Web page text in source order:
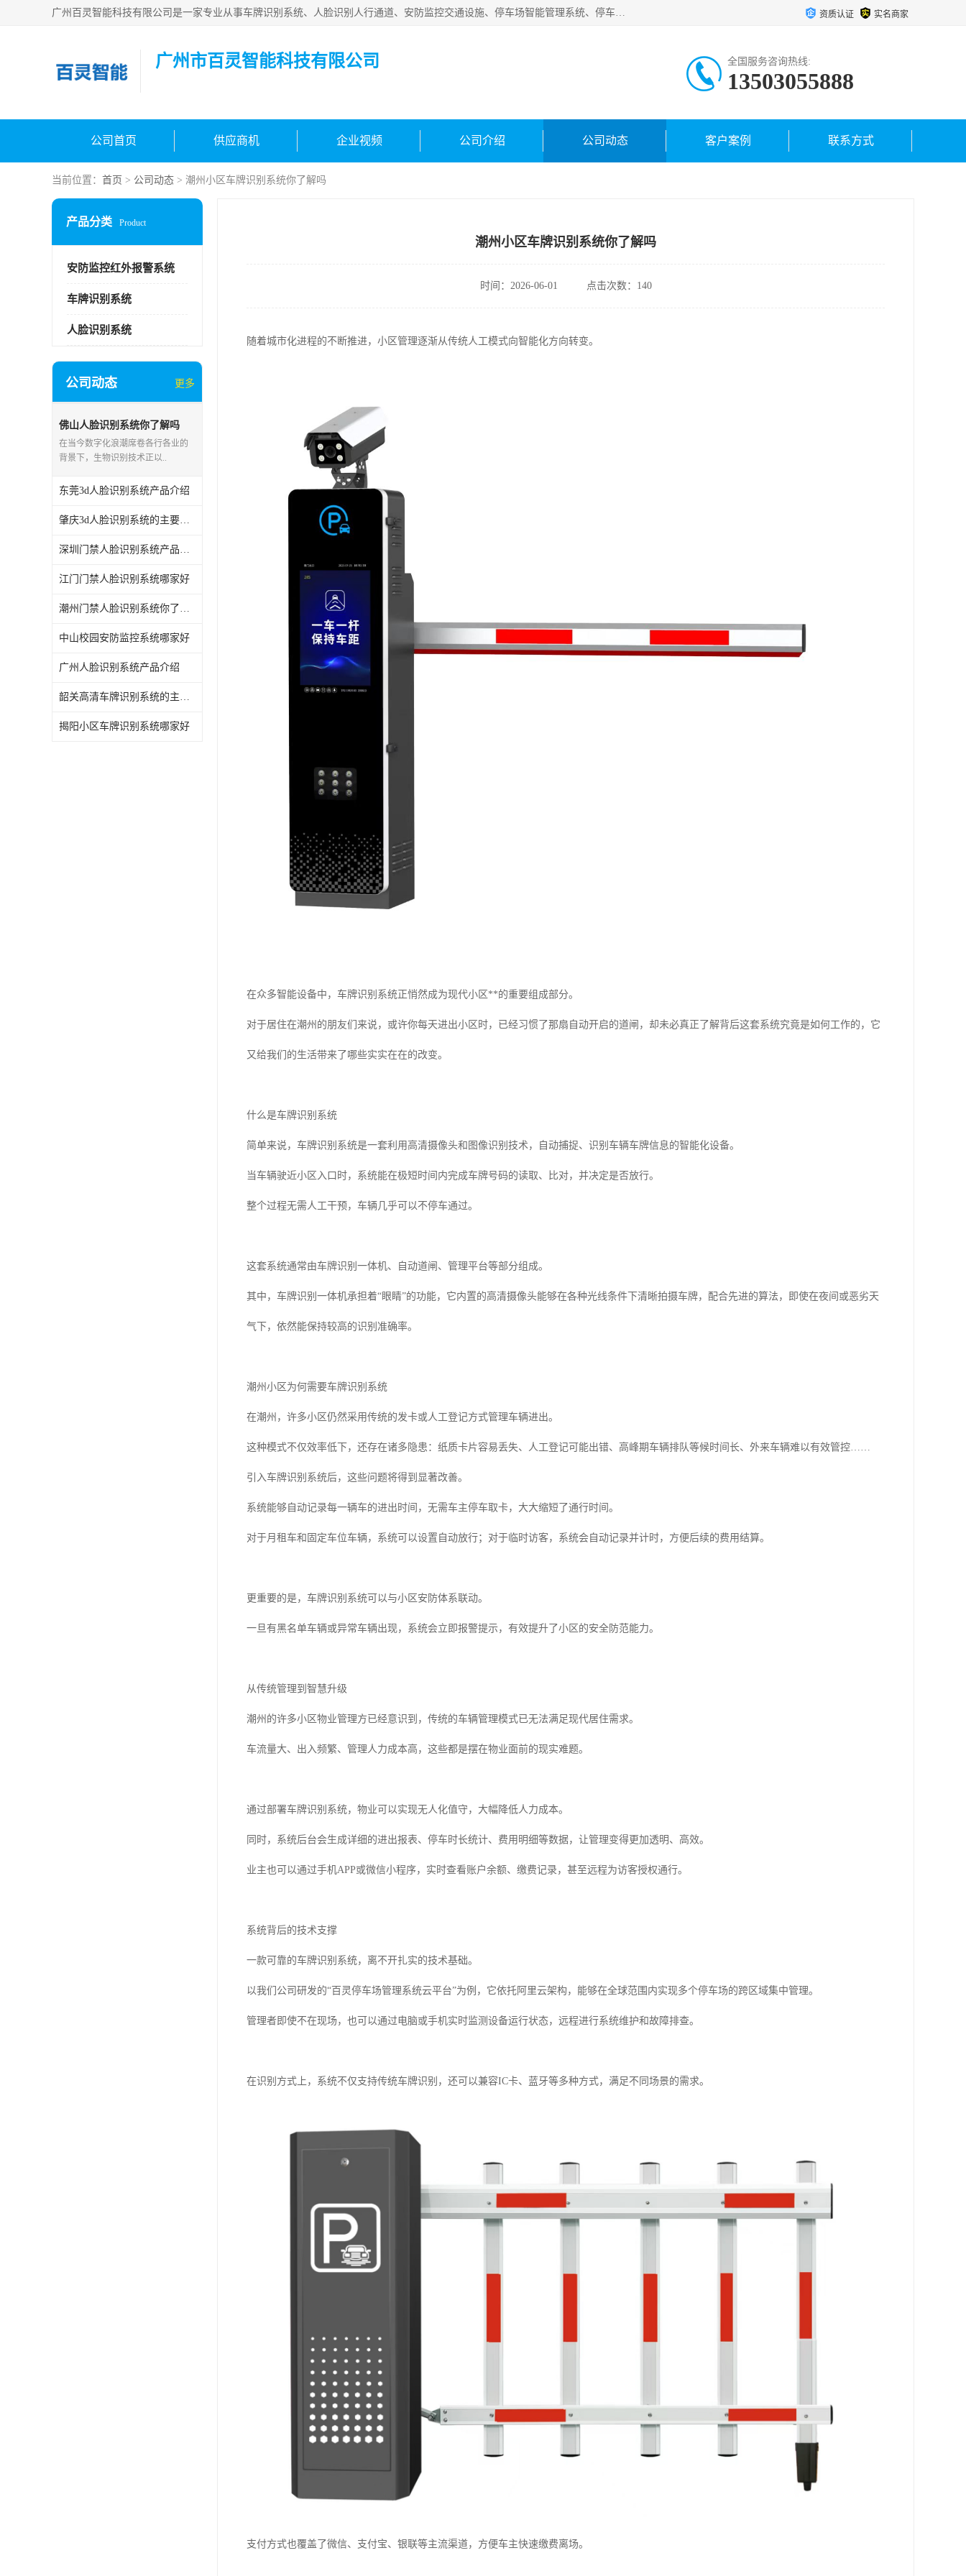
广州百灵智能科技有限公司是一家专业从事车牌识别系统、人脸识别人行通道、安防监控交通设施、停车场智能管理系统、停车场云平台、车牌识别一体机、自动道闸、通道设备、交通设施及交通划线等产品研发、生产和销售的高新技术企业。 资质认证 实名商家
广州市百灵智能科技有限公司 全国服务咨询热线:
13503055888
公司首页 供应商机 企业视频 公司介绍 公司动态 客户案例 联系方式
当前位置： 首页 > 公司动态 > 潮州小区车牌识别系统你了解吗
产品分类 Product
安防监控红外报警系统
车牌识别系统
人脸识别系统
公司动态 更多
佛山人脸识别系统你了解吗
在当今数字化浪潮席卷各行各业的
背景下，生物识别技术正以..
东莞3d人脸识别系统产品介绍
肇庆3d人脸识别系统的主要用途
深圳门禁人脸识别系统产品介绍
江门门禁人脸识别系统哪家好
潮州门禁人脸识别系统你了解吗
中山校园安防监控系统哪家好
广州人脸识别系统产品介绍
韶关高清车牌识别系统的主要作用
揭阳小区车牌识别系统哪家好
潮州小区车牌识别系统你了解吗
时间：2026-06-01 点击次数：140
随着城市化进程的不断推进，小区管理逐渐从传统人工模式向智能化方向转变。
在众多智能设备中，车牌识别系统正悄然成为现代小区**的重要组成部分。
对于居住在潮州的朋友们来说，或许你每天进出小区时，已经习惯了那扇自动开启的道闸，却未必真正了解背后这套系统究竟是如何工作的，它
又给我们的生活带来了哪些实实在在的改变。
什么是车牌识别系统
简单来说，车牌识别系统是一套利用高清摄像头和图像识别技术，自动捕捉、识别车辆车牌信息的智能化设备。
当车辆驶近小区入口时，系统能在极短时间内完成车牌号码的读取、比对，并决定是否放行。
整个过程无需人工干预，车辆几乎可以不停车通过。
这套系统通常由车牌识别一体机、自动道闸、管理平台等部分组成。
其中，车牌识别一体机承担着“眼睛”的功能，它内置的高清摄像头能够在各种光线条件下清晰拍摄车牌，配合先进的算法，即使在夜间或恶劣天
气下，依然能保持较高的识别准确率。
潮州小区为何需要车牌识别系统
在潮州，许多小区仍然采用传统的发卡或人工登记方式管理车辆进出。
这种模式不仅效率低下，还存在诸多隐患：纸质卡片容易丢失、人工登记可能出错、高峰期车辆排队等候时间长、外来车辆难以有效管控……
引入车牌识别系统后，这些问题将得到显著改善。
系统能够自动记录每一辆车的进出时间，无需车主停车取卡，大大缩短了通行时间。
对于月租车和固定车位车辆，系统可以设置自动放行；对于临时访客，系统会自动记录并计时，方便后续的费用结算。
更重要的是，车牌识别系统可以与小区安防体系联动。
一旦有黑名单车辆或异常车辆出现，系统会立即报警提示，有效提升了小区的安全防范能力。
从传统管理到智慧升级
潮州的许多小区物业管理方已经意识到，传统的车辆管理模式已无法满足现代居住需求。
车流量大、出入频繁、管理人力成本高，这些都是摆在物业面前的现实难题。
通过部署车牌识别系统，物业可以实现无人化值守，大幅降低人力成本。
同时，系统后台会生成详细的进出报表、停车时长统计、费用明细等数据，让管理变得更加透明、高效。
业主也可以通过手机APP或微信小程序，实时查看账户余额、缴费记录，甚至远程为访客授权通行。
系统背后的技术支撑
一款可靠的车牌识别系统，离不开扎实的技术基础。
以我们公司研发的“百灵停车场管理系统云平台”为例，它依托阿里云架构，能够在全球范围内实现多个停车场的跨区域集中管理。
管理者即使不在现场，也可以通过电脑或手机实时监测设备运行状态，远程进行系统维护和故障排查。
在识别方式上，系统不仅支持传统车牌识别，还可以兼容IC卡、蓝牙等多种方式，满足不同场景的需求。
支付方式也覆盖了微信、支付宝、银联等主流渠道，方便车主快速缴费离场。